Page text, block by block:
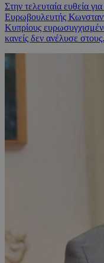
Στην τελευταία ευθεία
Ευρωβουλευτής
Κυπρίους
κανείς δεν ανέλυσε